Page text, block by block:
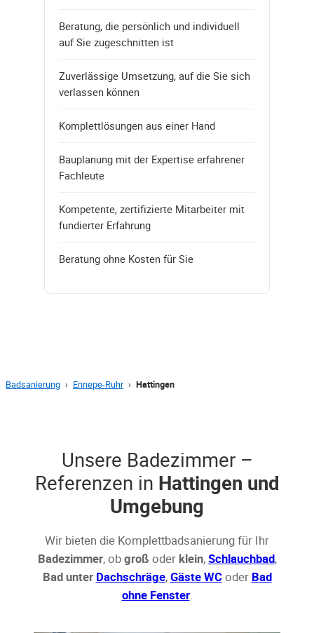
Beratung, die persönlich und individuell
auf Sie zugeschnitten ist
Zuverlässige Umsetzung, auf die Sie sich
verlassen können
Komplettlösungen aus einer Hand
Bauplanung mit der Expertise erfahrener
Fachleute
Kompetente, zertifizierte Mitarbeiter mit
fundierter Erfahrung
Beratung ohne Kosten für Sie
Badsanierung › Ennepe-Ruhr › Hattingen
Unsere Badezimmer –
Referenzen in Hattingen und
Umgebung
Wir bieten die Komplettbadsanierung für Ihr
Badezimmer, obgroß oder klein,Schlauchbad,
Bad unter Dachschräge,Gäste WCoder Bad
ohne Fenster.